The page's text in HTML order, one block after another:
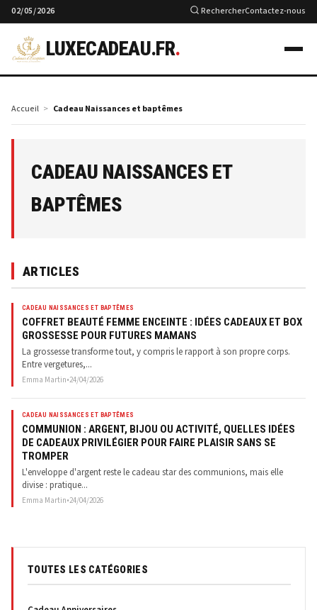
02/05/2026 RechercherContactez-nous
LUXECADEAU.FR.
Accueil Cadeau Naissances et baptêmes
CADEAU NAISSANCES ET
BAPTÊMES
ARTICLES
CADEAU NAISSANCES ET BAPTÊMES
COFFRET BEAUTÉ FEMME ENCEINTE : IDÉES CADEAUX ET BOX
GROSSESSE POUR FUTURES MAMANS
La grossesse transforme tout, y compris le rapport à son propre corps.
Entre vergetures,...
Emma Martin•24/04/2026
CADEAU NAISSANCES ET BAPTÊMES
COMMUNION : ARGENT, BIJOU OU ACTIVITÉ, QUELLES IDÉES
DE CADEAUX PRIVILÉGIER POUR FAIRE PLAISIR SANS SE
TROMPER
L'enveloppe d'argent reste le cadeau star des communions, mais elle
divise : pratique...
Emma Martin•24/04/2026
TOUTES LES CATÉGORIES